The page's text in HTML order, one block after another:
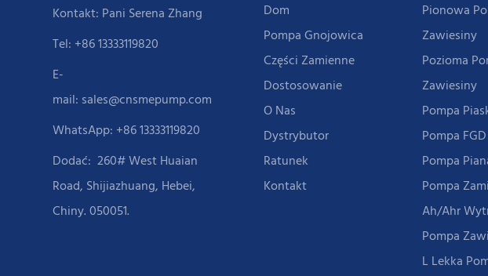
Kontakt: Pani Serena Zhang
Tel: +86 13333119820
E-
mail: sales@cnsmepump.com
WhatsApp: +86 13333119820
Dodać: 260# West Huaian
Road, Shijiazhuang, Hebei,
Chiny. 050051.
Dom
Pompa Gnojowica
Części Zamienne
Dostosowanie
O Nas
Dystrybutor
Ratunek
Kontakt
Pionowa
Zawiesiny
Pozioma
Zawiesiny
Pompa
Pompa FGD
Pompa
Pompa
Ah/ahr
Pompa
L Lekka